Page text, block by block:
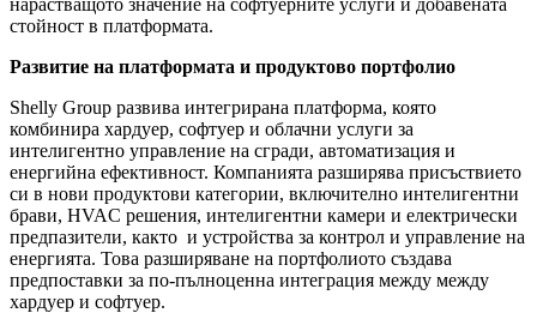
нарастващото значение на софтуерните услуги и добавената
стойност в платформата.
Развитие на платформата и продуктово портфолио
Shelly Group развива интегрирана платформа, която
комбинира хардуер, софтуер и облачни услуги за
интелигентно управление на сгради, автоматизация и
енергийна ефективност. Компанията разширява присъствието
си в нови продуктови категории, включително интелигентни
брави, HVAC решения, интелигентни камери и електрически
предпазители, както и устройства за контрол и управление на
енергията. Това разширяване на портфолиото създава
предпоставки за по-пълноценна интеграция между между
хардуер и софтуер.